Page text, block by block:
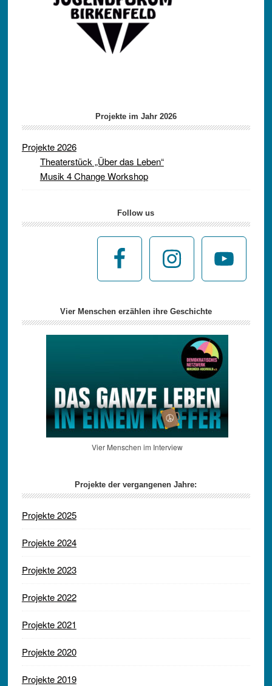
Projekte im Jahr 2026
Projekte 2026
Theaterstück „Über das Leben“
Musik 4 Change Workshop
Follow us
Vier Menschen erzählen ihre Geschichte
Vier Menschen im Interview
Projekte der vergangenen Jahre:
Projekte 2025
Projekte 2024
Projekte 2023
Projekte 2022
Projekte 2021
Projekte 2020
Projekte 2019